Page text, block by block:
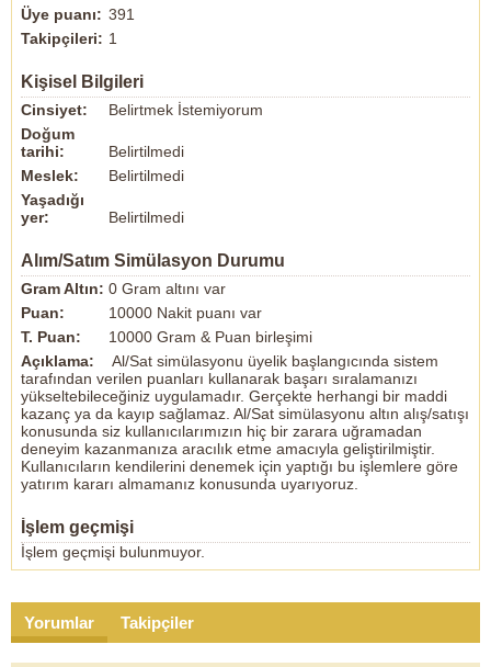
Üye puanı: 391
Takipçileri: 1
Kişisel Bilgileri
Cinsiyet:
Belirtmek İstemiyorum
Doğum
tarihi:
Belirtilmedi
Meslek:
Belirtilmedi
Yaşadığı
yer:
Belirtilmedi
Alım/Satım Simülasyon Durumu
Gram Altın: 0 Gram altını var
Puan:
10000 Nakit puanı var
T. Puan:
10000 Gram & Puan birleşimi
Açıklama:
Al/Sat simülasyonu üyelik başlangıcında sistem
tarafından verilen puanları kullanarak başarı sıralamanızı
yükseltebileceğiniz uygulamadır. Gerçekte herhangi bir maddi
kazanç ya da kayıp sağlamaz. Al/Sat simülasyonu altın alış/satışı
konusunda siz kullanıcılarımızın hiç bir zarara uğramadan
deneyim kazanmanıza aracılık etme amacıyla geliştirilmiştir.
Kullanıcıların kendilerini denemek için yaptığı bu işlemlere göre
yatırım kararı almamanız konusunda uyarıyoruz.
İşlem geçmişi
İşlem geçmişi bulunmuyor.
Yorumlar Takipçiler